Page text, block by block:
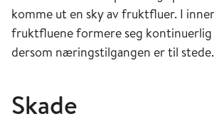
komme ut en sky av fruktfluer. I
fruktfluene formere seg
dersom næringstilgangen er til stede.
Skade